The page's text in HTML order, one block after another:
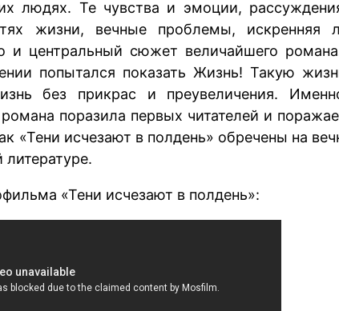
людях. Те чувства и эмоции,
жизни, вечные проблемы, искренняя
и центральный сюжет величайшего
попытался показать Жизнь! Такую
без прикрас и преувеличения.
поразила первых читателей и
«Тени исчезают в полдень» обречены на
«Тени исчезают в полдень»:
BREAKING NEWS